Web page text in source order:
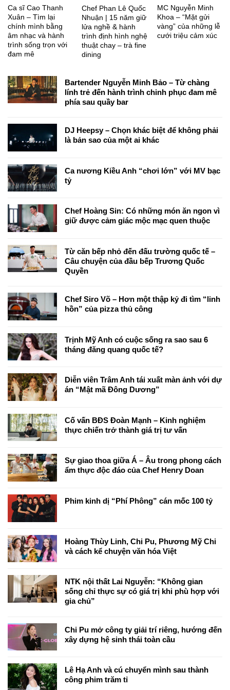
Ca sĩ Cao Thanh
Xuân – Tìm lại
chính mình bằng
âm nhạc và hành
trình sống trọn với
đam mê
Chef Phan Lê Quốc
Nhuận | 15 năm giữ
lửa nghề & hành
trình định hình nghệ
thuật chay – trà fine
dining
MC Nguyễn Minh
Khoa – “Mặt gửi
vàng” của những lễ
cưới triệu cảm xúc
Bartender Nguyễn Minh Bảo – Từ chàng
lính trẻ đến hành trình chinh phục đam mê
phía sau quầy bar
DJ Heepsy – Chọn khác biệt để không phải
là bản sao của một ai khác
Ca nương Kiều Anh “chơi lớn” với MV bạc
tỷ
Chef Hoàng Sin: Có những món ăn ngon vì
giữ được cảm giác mộc mạc quen thuộc
Từ căn bếp nhỏ đến đấu trường quốc tế –
Câu chuyện của đầu bếp Trương Quốc
Quyền
Chef Siro Võ – Hơn một thập kỷ đi tìm “linh
hồn” của pizza thủ công
Trịnh Mỹ Anh có cuộc sống ra sao sau 6
tháng đăng quang quốc tế?
Diễn viên Trâm Anh tái xuất màn ảnh với dự
án “Mật mã Đông Dương”
Cố vấn BĐS Đoàn Mạnh – Kinh nghiệm
thực chiến trở thành giá trị tư vấn
Sự giao thoa giữa Á – Âu trong phong cách
ẩm thực độc đáo của Chef Henry Doan
Phim kinh dị “Phí Phông” cán mốc 100 tỷ
Hoàng Thùy Linh, Chi Pu, Phương Mỹ Chi
và cách kể chuyện văn hóa Việt
NTK nội thất Lai Nguyễn: “Không gian
sống chỉ thực sự có giá trị khi phù hợp với
gia chủ”
Chi Pu mở công ty giải trí riêng, hướng đến
xây dựng hệ sinh thái toàn cầu
Lê Hạ Anh và cú chuyển mình sau thành
công phim trăm tỉ